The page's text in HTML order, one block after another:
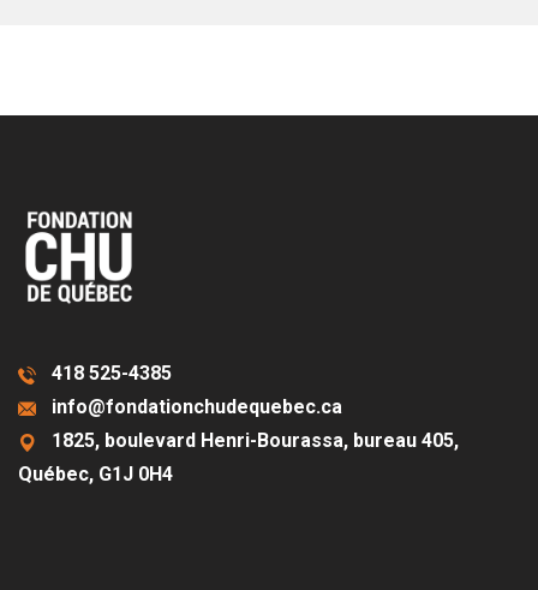
418 525-4385
info@fondationchudequebec.ca
1825, boulevard Henri-Bourassa, bureau 405,
Québec, G1J 0H4